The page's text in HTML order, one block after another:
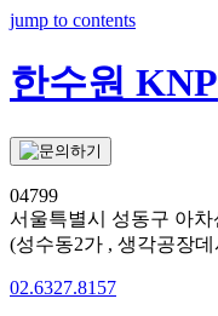
jump to contents
한수원 KNP
04799
서울특별시 성동구 아차
(성수동2가 , 생각공장
02.6327.8157